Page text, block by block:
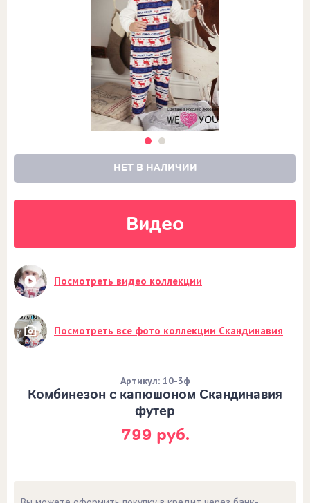
НЕТ В НАЛИЧИИ
Видео
Посмотреть видео коллекции
Посмотреть все фото коллекции Скандинавия
799 руб.
Комбинезон с капюшоном Скандинавия
футер
Артикул: 10-3ф